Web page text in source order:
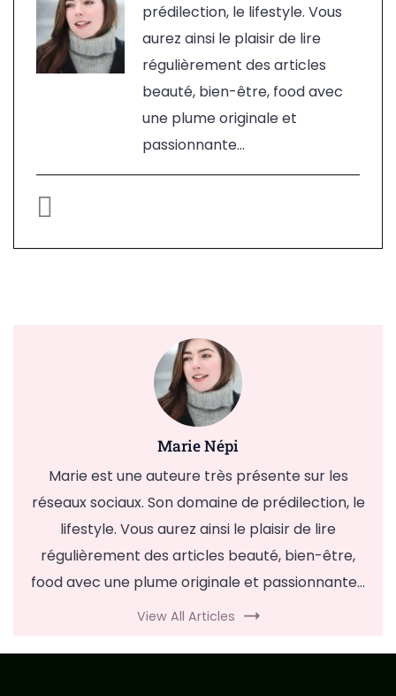
prédilection, le lifestyle. Vous
aurez ainsi le plaisir de lire
régulièrement des articles
beauté, bien-être, food avec
une plume originale et
passionnante...
Marie Népi
Marie est une auteure très présente sur les
réseaux sociaux. Son domaine de prédilection, le
lifestyle. Vous aurez ainsi le plaisir de lire
régulièrement des articles beauté, bien-être,
food avec une plume originale et passionnante...
View All Articles